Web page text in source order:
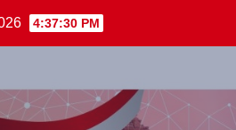
4:37:31 PM